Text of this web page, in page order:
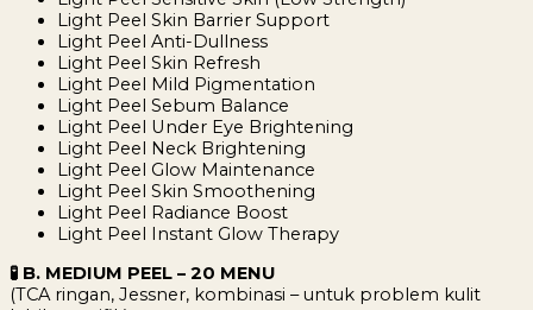
Light Peel Skin Barrier Support
Light Peel Anti-Dullness
Light Peel Skin Refresh
Light Peel Mild Pigmentation
Light Peel Sebum Balance
Light Peel Under Eye Brightening
Light Peel Neck Brightening
Light Peel Glow Maintenance
Light Peel Skin Smoothening
Light Peel Radiance Boost
Light Peel Instant Glow Therapy
🧪 B. MEDIUM PEEL – 20 MENU
(TCA ringan, Jessner, kombinasi – untuk problem kulit